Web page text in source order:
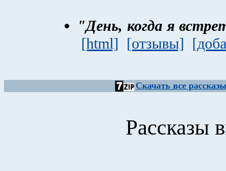
"День, когда я
[html] [отзывы]
Скачать все